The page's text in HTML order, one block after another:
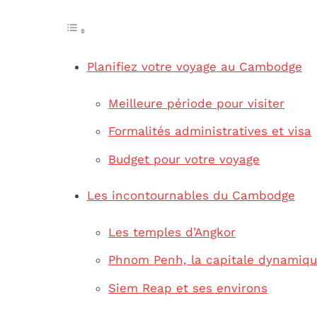
Planifiez votre voyage au Cambodge
Meilleure période pour visiter
Formalités administratives et visa
Budget pour votre voyage
Les incontournables du Cambodge
Les temples d’Angkor
Phnom Penh, la capitale
Siem Reap et ses environs